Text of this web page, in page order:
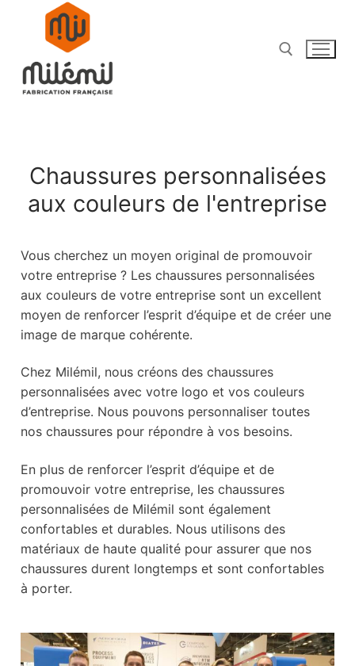
Chaussures de Football & Rugby
Chaussures Femme
Chaussures Homme
Fin de série
Chaussures en Kits et ateliers
FORMES ET SEMELLES
Accessoires & Produits d’entretien
Guide des Pointures
Qui-sommes-nous ?
La Fabrication Française
Chaussures personnalisées
aux couleurs de l'entreprise
Vous cherchez un moyen original de promouvoir
votre entreprise ? Les chaussures personnalisées
aux couleurs de votre entreprise sont un excellent
moyen de renforcer l’esprit d’équipe et de créer une
image de marque cohérente.
Chez Milémil, nous créons des chaussures
personnalisées avec votre logo et vos couleurs
d’entreprise. Nous pouvons personnaliser toutes
nos chaussures pour répondre à vos besoins.
En plus de renforcer l’esprit d’équipe et de
promouvoir votre entreprise, les chaussures
personnalisées de Milémil sont également
confortables et durables. Nous utilisons des
matériaux de haute qualité pour assurer que nos
chaussures durent longtemps et sont confortables
à porter.